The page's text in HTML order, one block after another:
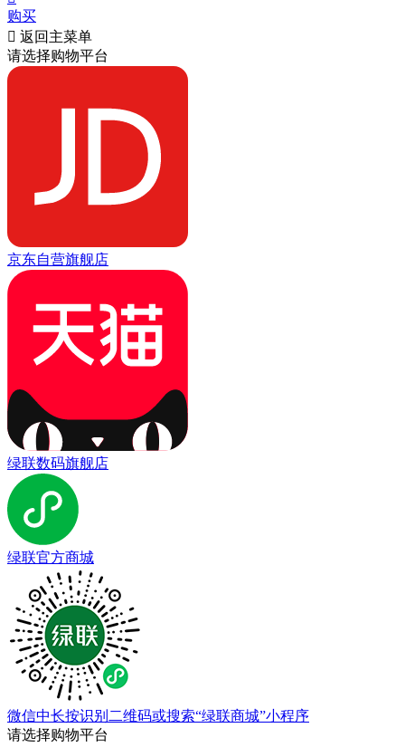
购买
 返回主菜单
请选择购物平台
京东自营旗舰店
绿联数码旗舰店
绿联官方商城
微信中长按识别二维码或搜索“绿联商城”小程序
请选择购物平台